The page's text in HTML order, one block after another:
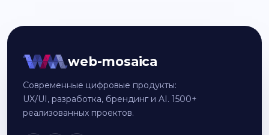
web-mosaica
Современные цифровые продукты:
UX/UI, разработка, брендинг и AI. 1500+
реализованных проектов.